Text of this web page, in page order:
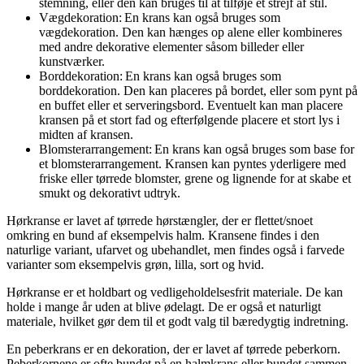
Vægdekoration: En krans kan også bruges som
vægdekoration. Den kan hænges op alene eller kombineres
med andre dekorative elementer såsom billeder eller
kunstværker.
Borddekoration: En krans kan også bruges som
borddekoration. Den kan placeres på bordet, eller som pynt på
en buffet eller et serveringsbord. Eventuelt kan man placere
kransen på et stort fad og efterfølgende placere et stort lys i
midten af kransen.
Blomsterarrangement: En krans kan også bruges som base for
et blomsterarrangement. Kransen kan pyntes yderligere med
friske eller tørrede blomster, grene og lignende for at skabe et
smukt og dekorativt udtryk.
Hørkranse er lavet af tørrede hørstængler, der er flettet/snoet
omkring en bund af eksempelvis halm. Kransene findes i den
naturlige variant, ufarvet og ubehandlet, men findes også i farvede
varianter som eksempelvis grøn, lilla, sort og hvid.
Hørkranse er et holdbart og vedligeholdelsesfrit materiale. De kan
holde i mange år uden at blive ødelagt. De er også et naturligt
materiale, hvilket gør dem til et godt valg til bæredygtig indretning.
En peberkrans er en dekoration, der er lavet af tørrede peberkorn.